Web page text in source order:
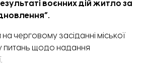
воєнних дій житло за
на черговому засіданні міської
питань щодо надання